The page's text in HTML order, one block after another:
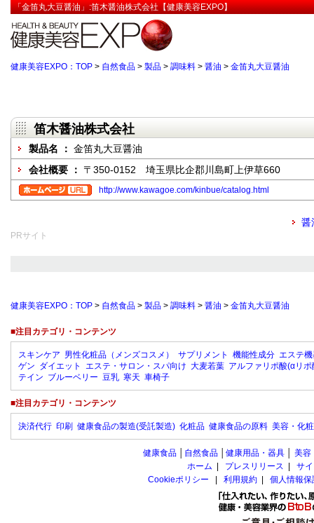
「金笛丸大豆醤油」:笛木醤油株式会社【健康美容EXPO】
健康美容EXPO：TOP > 自然食品 > 製品 > 調味料 > 醤油 > 金笛丸大豆醤油
笛木醤油株式会社
製品名 ： 金笛丸大豆醤油
会社概要 ： 〒350-0152 埼玉県比企郡川島町上伊草660
http://www.kawagoe.com/kinbue/catalog.html
醤
PRサイト
健康美容EXPO：TOP > 自然食品 > 製品 > 調味料 > 醤油 > 金笛丸大豆醤油
■注目カテゴリ・コンテンツ
スキンケア 男性化粧品（メンズコスメ） サプリメント 機能性成分 エステ
ゲン ダイエット エステ・サロン・スパ向け 大麦若葉 アルファリポ酸(αリポ
テイン ブルーベリー 豆乳 寒天 車椅子
■注目カテゴリ・コンテンツ
決済代行 印刷 健康食品の製造(受託製造) 化粧品 健康食品の原料 美容・化
健康食品 自然食品 健康用品・器具 美容
ホーム
プレスリリース
サ
Cookieポリシー
利用規約 個人情報